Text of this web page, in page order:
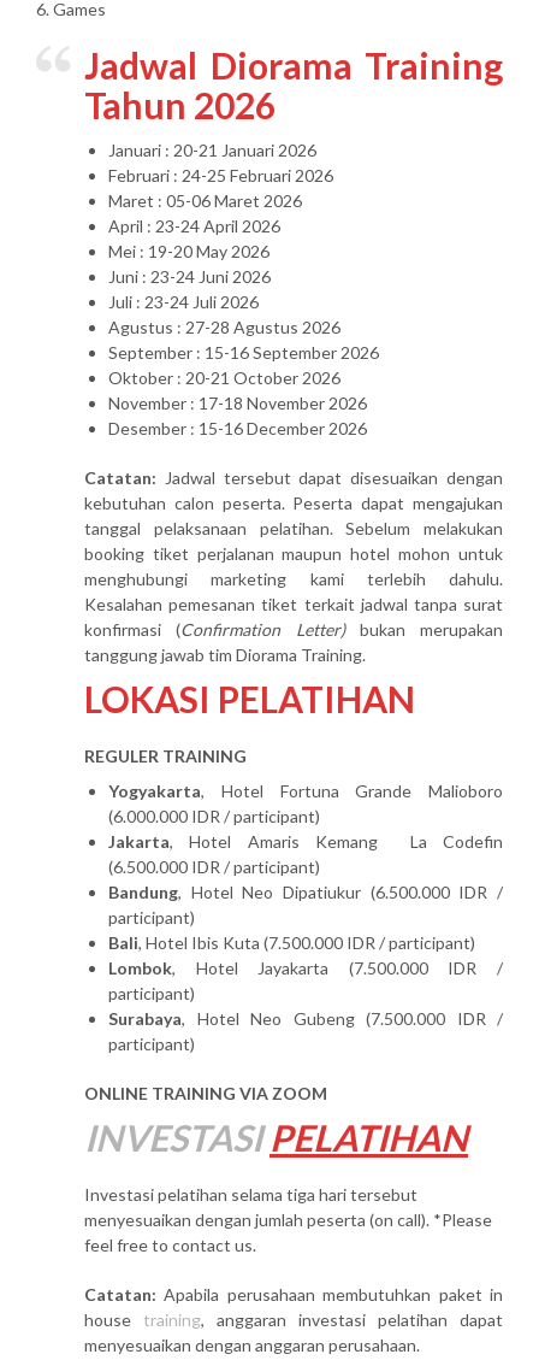
6. Games
Jadwal Diorama Training
Tahun 2026
Januari : 20-21 Januari 2026
Februari : 24-25 Februari 2026
Maret : 05-06 Maret 2026
April : 23-24 April 2026
Mei : 19-20 May 2026
Juni : 23-24 Juni 2026
Juli : 23-24 Juli 2026
Agustus : 27-28 Agustus 2026
September : 15-16 September 2026
Oktober : 20-21 October 2026
November : 17-18 November 2026
Desember : 15-16 December 2026
Catatan: Jadwal tersebut dapat disesuaikan dengan
kebutuhan calon peserta. Peserta dapat mengajukan
tanggal pelaksanaan pelatihan. Sebelum melakukan
booking tiket perjalanan maupun hotel mohon untuk
menghubungi marketing kami terlebih dahulu.
Kesalahan pemesanan tiket terkait jadwal tanpa surat
konfirmasi (Confirmation Letter)bukan merupakan
tanggung jawab tim Diorama Training.
LOKASI PELATIHAN
REGULER TRAINING
Yogyakarta, Hotel Fortuna Grande Malioboro
(6.000.000 IDR / participant)
Jakarta, Hotel Amaris Kemang La Codefin
(6.500.000 IDR / participant)
Bandung, Hotel Neo Dipatiukur (6.500.000 IDR /
participant)
Bali, Hotel Ibis Kuta (7.500.000 IDR / participant)
Lombok, Hotel Jayakarta (7.500.000 IDR /
participant)
Surabaya, Hotel Neo Gubeng (7.500.000 IDR /
participant)
ONLINE TRAINING VIA ZOOM
INVESTASI PELATIHAN
Investasi pelatihan selama tiga hari tersebut
menyesuaikan dengan jumlah peserta (on call). *Please
feel free to contact us.
Catatan: Apabila perusahaan membutuhkan paket in
house training, anggaran investasi pelatihan dapat
menyesuaikan dengan anggaran perusahaan.